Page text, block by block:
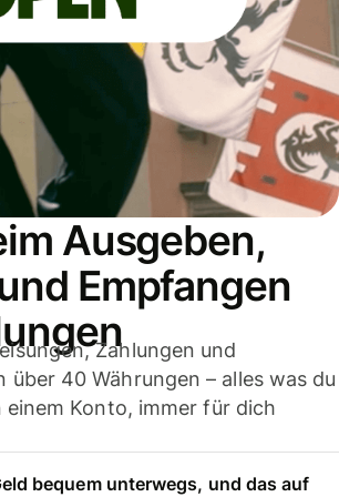
Ausgeben,
Empfangen
Zahlungen und
über 40 Währungen – alles was du
einem Konto, immer für dich
bequem unterwegs, und das auf